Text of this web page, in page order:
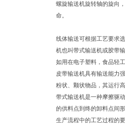
螺旋输送机旋转轴的旋向
命。
线体输送可根据工艺要求
机也叫带式输送机或胶带
如用在电子塑料，食品轻
皮带输送机具有输送能力
粉状、颗状物品，其运行
带式输送机是一种摩擦驱
的供料点到终的卸料点间
生产流程中的工艺过程的